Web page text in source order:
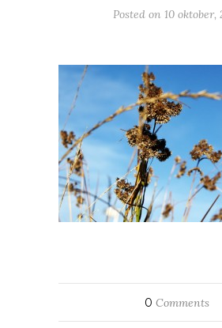
Posted on 10 oktober,
0 Comments